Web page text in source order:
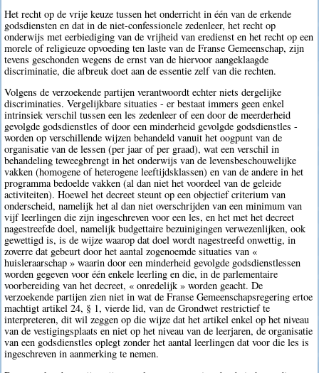
Het recht op de vrije keuze tussen het onderricht in één van de erkende
godsdiensten en dat in de niet-confessionele zedenleer, het recht op
onderwijs met eerbiediging van de vrijheid van eredienst en het recht op een
morele of religieuze opvoeding ten laste van de Franse Gemeenschap, zijn
tevens geschonden wegens de ernst van de hiervoor aangeklaagde
discriminatie, die afbreuk doet aan de essentie zelf van die rechten.
Volgens de verzoekende partijen verantwoordt echter niets dergelijke
discriminaties. Vergelijkbare situaties - er bestaat immers geen enkel
intrinsiek verschil tussen een les zedenleer of een door de meerderheid
gevolgde godsdienstles of door een minderheid gevolgde godsdienstles -
worden op verschillende wijzen behandeld vanuit het oogpunt van de
organisatie van de lessen (per jaar of per graad), wat een verschil in
behandeling teweegbrengt in het onderwijs van de levensbeschouwelijke
vakken (homogene of heterogene leeftijdsklassen) en van de andere in het
programma bedoelde vakken (al dan niet het voordeel van de geleide
activiteiten). Hoewel het decreet steunt op een objectief criterium van
onderscheid, namelijk het al dan niet overschrijden van een minimum van
vijf leerlingen die zijn ingeschreven voor een les, en het met het decreet
nagestreefde doel, namelijk budgettaire bezuinigingen verwezenlijken, ook
gewettigd is, is de wijze waarop dat doel wordt nagestreefd onwettig, in
zoverre dat gebeurt door het aantal zogenoemde situaties van «
huisleraarschap » waarin door een minderheid gevolgde godsdienstlessen
worden gegeven voor één enkele leerling en die, in de parlementaire
voorbereiding van het decreet, « onredelijk » worden geacht. De
verzoekende partijen zien niet in wat de Franse Gemeenschapsregering ertoe
machtigt artikel 24, § 1, vierde lid, van de Grondwet restrictief te
interpreteren, dit wil zeggen op die wijze dat het artikel enkel op het niveau
van de vestigingsplaats en niet op het niveau van de leerjaren, de organisatie
van een godsdienstles oplegt zonder het aantal leerlingen dat voor die les is
ingeschreven in aanmerking te nemen.